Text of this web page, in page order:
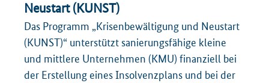
Neustart (KUNST)
Das Programm „Krisenbewältigung und Neustart
(KUNST)“ unterstützt sanierungsfähige kleine
und mittlere Unternehmen (KMU) finanziell bei
der Erstellung eines Insolvenzplans und bei der